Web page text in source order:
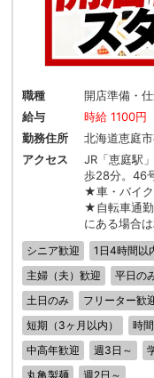
職種
開店準備・
給与
時給 1100円
勤務住所
北海道恵庭
アクセス
JR「恵庭駅
歩28分。46
★車・バイク
★自転車通勤
にある場合は
シニア歓迎 1日4時間以
主婦（夫）歓迎
平日の
土日のみ
フリーター歓
短期（3ヶ月以内）
時
中高年歓迎
週3日～
丸亀製麺
週2日～